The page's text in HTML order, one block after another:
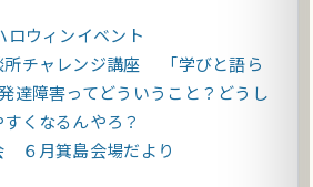
ロウィンイベント
所チャレンジ講座 「学びと語ら
達障害ってどういうこと？どうし
くなるんやろ？
６月箕島会場だより